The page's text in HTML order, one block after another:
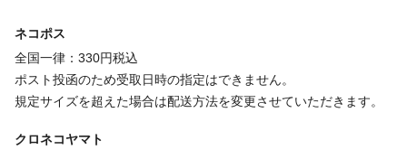
ネコポス
全国一律：330円税込
ポスト投函のため受取日時の指定はできません。
規定サイズを超えた場合は配送方法を変更させていただきます。
クロネコヤマト